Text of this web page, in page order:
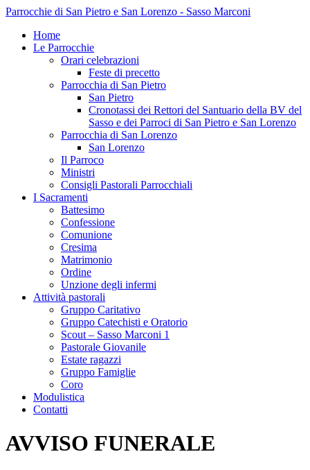
Parrocchie di San Pietro e San Lorenzo - Sasso Marconi
Home
Le Parrocchie
Orari celebrazioni
Feste di precetto
Parrocchia di San Pietro
San Pietro
Cronotassi dei Rettori del Santuario della BV del
Sasso e dei Parroci di San Pietro e San Lorenzo
Parrocchia di San Lorenzo
San Lorenzo
Il Parroco
Ministri
Consigli Pastorali Parrocchiali
I Sacramenti
Battesimo
Confessione
Comunione
Cresima
Matrimonio
Ordine
Unzione degli infermi
Attività pastorali
Gruppo Caritativo
Gruppo Catechisti e Oratorio
Scout – Sasso Marconi 1
Pastorale Giovanile
Estate ragazzi
Gruppo Famiglie
Coro
Modulistica
Contatti
AVVISO FUNERALE